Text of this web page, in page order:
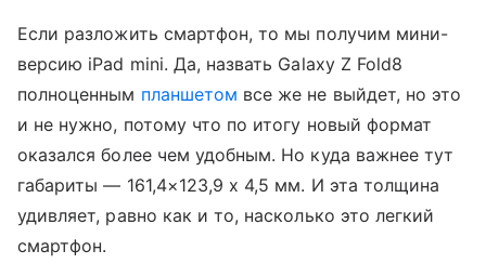
Если разложить смартфон, то мы получим мини-
версию iPad mini. Да, назвать Galaxy Z Fold8
полноценным планшетом все же не выйдет, но это
и не нужно, потому что по итогу новый формат
оказался более чем удобным. Но куда важнее тут
габариты — 161,4×123,9 x 4,5 мм. И эта толщина
удивляет, равно как и то, насколько это легкий
смартфон.